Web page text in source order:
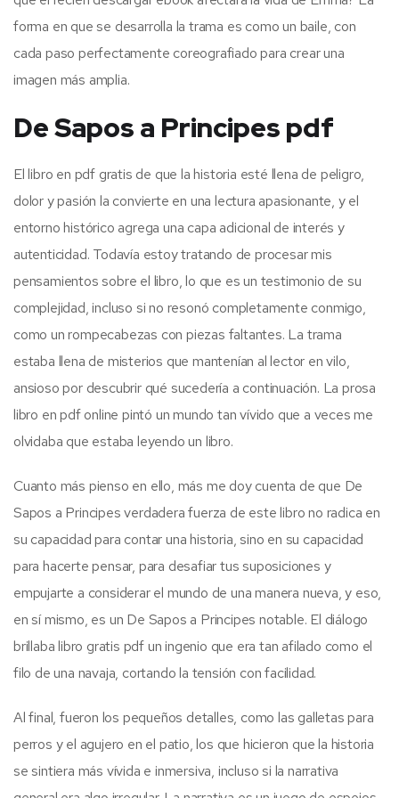
forma en que se desarrolla la trama es como un baile, con
cada paso perfectamente coreografiado para crear una
imagen más amplia.
De Sapos a Principes pdf
El libro en pdf gratis de que la historia esté llena de peligro,
dolor y pasión la convierte en una lectura apasionante, y el
entorno histórico agrega una capa adicional de interés y
autenticidad. Todavía estoy tratando de procesar mis
pensamientos sobre el libro, lo que es un testimonio de su
complejidad, incluso si no resonó completamente conmigo,
como un rompecabezas con piezas faltantes. La trama
estaba llena de misterios que mantenían al lector en vilo,
ansioso por descubrir qué sucedería a continuación. La prosa
libro en pdf online pintó un mundo tan vívido que a veces me
olvidaba que estaba leyendo un libro.
Cuanto más pienso en ello, más me doy cuenta de que De
Sapos a Principes verdadera fuerza de este libro no radica en
su capacidad para contar una historia, sino en su capacidad
para hacerte pensar, para desafiar tus suposiciones y
empujarte a considerar el mundo de una manera nueva, y eso,
en sí mismo, es un De Sapos a Principes notable. El diálogo
brillaba libro gratis pdf un ingenio que era tan afilado como el
filo de una navaja, cortando la tensión con facilidad.
Al final, fueron los pequeños detalles, como las galletas para
perros y el agujero en el patio, los que hicieron que la historia
se sintiera más vívida e inmersiva, incluso si la narrativa